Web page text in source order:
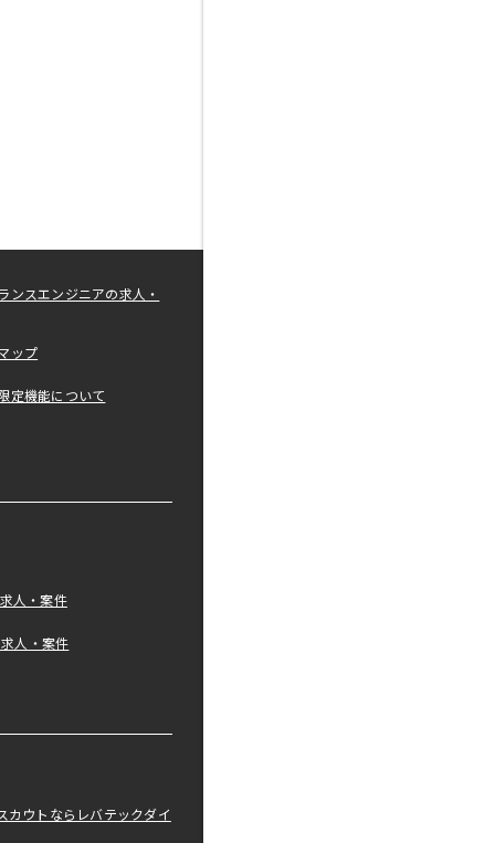
ンスエンジニアの求人・
ップ
定機能について
人・案件
人・案件
カウトならレバテックダイ